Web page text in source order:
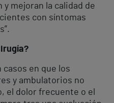
mejoran la calidad de
con síntomas
casos en que los
y ambulatorios no
el dolor frecuente o el